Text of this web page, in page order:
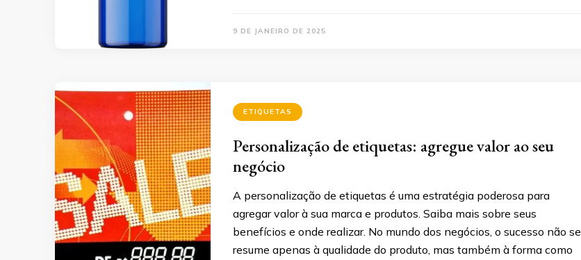
9 DE JANEIRO DE 2025
ETIQUETAS
Personalização de etiquetas: agregue valor ao seu
negócio
A personalização de etiquetas é uma estratégia poderosa para
agregar valor à sua marca e produtos. Saiba mais sobre seus
benefícios e onde realizar. No mundo dos negócios, o sucesso não se
resume apenas à qualidade do produto, mas também à forma como